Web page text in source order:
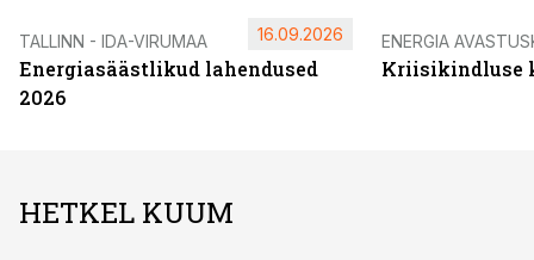
TALLINN - IDA-VIRUMAA
Energiasäästlikud lahendused
2026
16.09.2026 ENERGIA
Kriisikindluse
HETKEL KUUM